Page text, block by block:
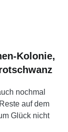
Kolonie,
nochmal
auf dem
Glück nicht